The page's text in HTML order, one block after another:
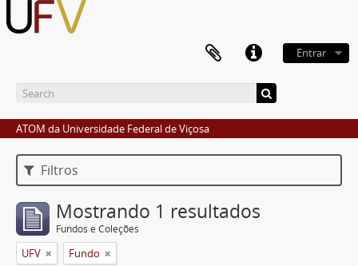
Entrar
ATOM da Universidade Federal de Viçosa
Filtros
Mostrando 1 resultados
Fundos e Coleções
UFV Fundo